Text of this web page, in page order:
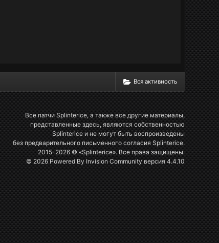
Вся активность
Все патчи Splinterice, а также все другие материалы,
представленные здесь, являются собственностью
Splinterice и не могут быть воспроизведены
без предварительного письменного согласия Splinterice.
2015-2026 © «Splinterice». Все права защищены.
© 2026 Powered ByInvision Communityверсия 4.4.10